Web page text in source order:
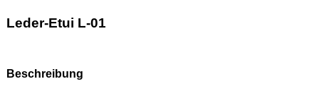
Leder-Etui L-01
Beschreibung